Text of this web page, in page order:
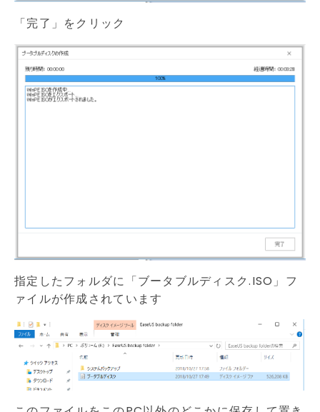
「完了」をクリック
指定したフォルダに「ブータブルディスク.ISO」フ
ァイルが作成されています